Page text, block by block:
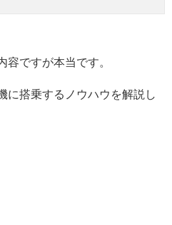
容ですが本当です。
に搭乗するノウハウを解説し